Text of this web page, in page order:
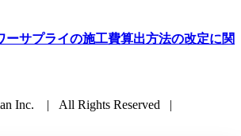
ーサプライの施工費算出方法の改定に関
Inc. | All Rights Reserved |